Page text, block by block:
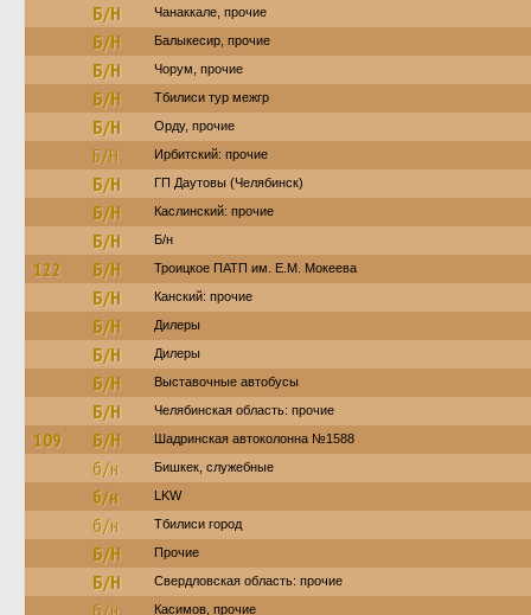
Б/Н Чанаккале, прочие
Б/Н Балыкесир, прочие
Б/Н Чорум, прочие
Б/Н Тбилиси тур межгр
Б/Н Орду, прочие
Б/Н Ирбитский: прочие
Б/Н ГП Даутовы (Челябинск)
Б/Н Каслинский: прочие
Б/Н Б/н
122 Б/Н Троицкое ПАТП им. Е.М. Мокеева
Б/Н Канский: прочие
Б/Н Дилеры
Б/Н Дилеры
Б/Н Выставочные автобусы
Б/Н Челябинская область: прочие
109 Б/Н Шадринская автоколонна №1588
б/н Бишкек, служебные
б/н LKW
б/н Тбилиси город
Б/Н Прочие
Б/Н Свердловская область: прочие
б/н Касимов, прочие